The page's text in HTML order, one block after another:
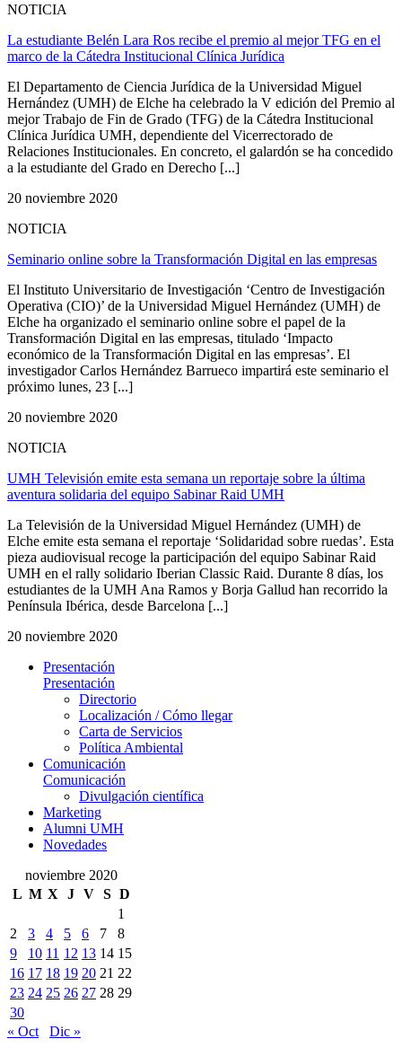
NOTICIA
La estudiante Belén Lara Ros recibe el premio al mejor TFG en el
marco de la Cátedra Institucional Clínica Jurídica
El Departamento de Ciencia Jurídica de la Universidad Miguel
Hernández (UMH) de Elche ha celebrado la V edición del Premio al
mejor Trabajo de Fin de Grado (TFG) de la Cátedra Institucional
Clínica Jurídica UMH, dependiente del Vicerrectorado de
Relaciones Institucionales. En concreto, el galardón se ha concedido
a la estudiante del Grado en Derecho [...]
20 noviembre 2020
NOTICIA
Seminario online sobre la Transformación Digital en las empresas
El Instituto Universitario de Investigación ‘Centro de Investigación
Operativa (CIO)’ de la Universidad Miguel Hernández (UMH) de
Elche ha organizado el seminario online sobre el papel de la
Transformación Digital en las empresas, titulado ‘Impacto
económico de la Transformación Digital en las empresas’. El
investigador Carlos Hernández Barrueco impartirá este seminario el
próximo lunes, 23 [...]
20 noviembre 2020
NOTICIA
UMH Televisión emite esta semana un reportaje sobre la última
aventura solidaria del equipo Sabinar Raid UMH
La Televisión de la Universidad Miguel Hernández (UMH) de
Elche emite esta semana el reportaje ‘Solidaridad sobre ruedas’. Esta
pieza audiovisual recoge la participación del equipo Sabinar Raid
UMH en el rally solidario Iberian Classic Raid. Durante 8 días, los
estudiantes de la UMH Ana Ramos y Borja Gallud han recorrido la
Península Ibérica, desde Barcelona [...]
20 noviembre 2020
Presentación
Presentación
Directorio
Localización / Cómo llegar
Carta de Servicios
Política Ambiental
Comunicación
Comunicación
Divulgación científica
Marketing
Alumni UMH
Novedades
noviembre 2020
L M X J V S D
1
2
3 4 5 6 7
8
9
10 11 12 13 14 15
16 17 18 19 20 21 22
23 24 25 26 27 28 29
30
« Oct
Dic »